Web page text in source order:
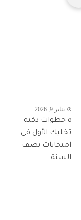
يناير 9, 2026
٥ خطوات ذكية
تخليك الأول في
امتحانات نصف
السنة